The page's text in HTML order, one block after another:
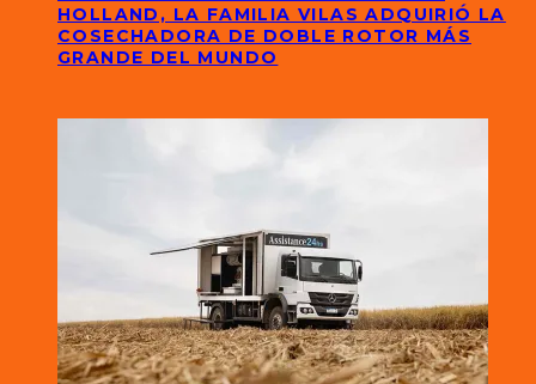
HOLLAND, LA FAMILIA VILAS ADQUIRIÓ LA
COSECHADORA DE DOBLE ROTOR MÁS
GRANDE DEL MUNDO